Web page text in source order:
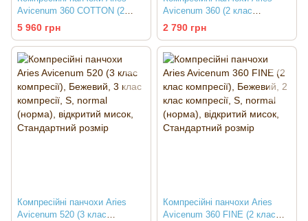
Avicenum 360 COTTON (2
клас компресії)
5 960 грн
Avicenum 360 (2 клас
компресії)
2 790 грн
Компресійні панчохи Aries
Avicenum 520 (3 клас
Компресійні панчохи Aries
Avicenum 360 FINE (2 клас